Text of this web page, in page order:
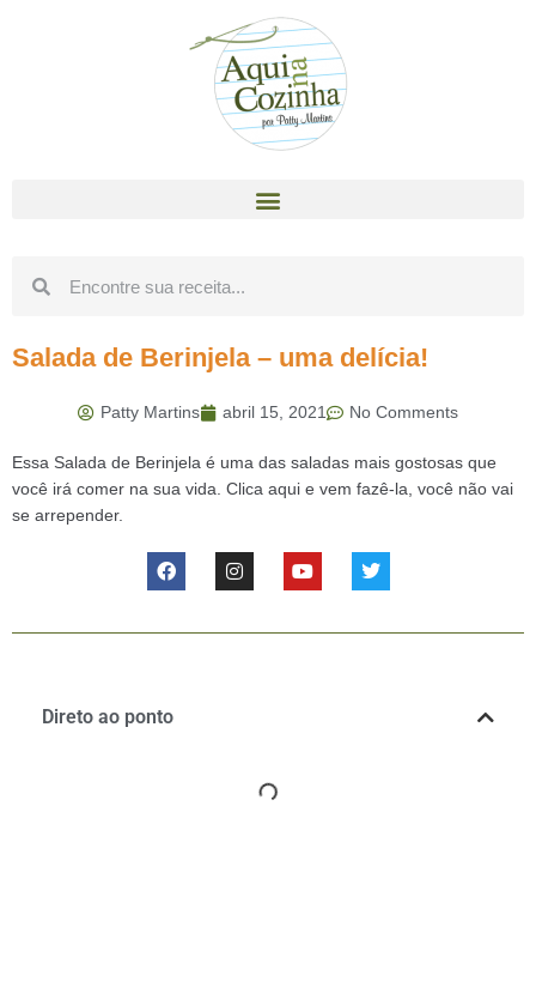
Salada de Berinjela – uma delícia!
Patty Martins abril 15, 2021 No Comments
Essa Salada de Berinjela é uma das saladas mais gostosas que
você irá comer na sua vida. Clica aqui e vem fazê-la, você não vai
se arrepender.
Direto ao ponto